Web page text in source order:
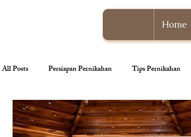
Home
All Posts Persiapan Pernikahan Tips Pernikahan
venue pernikahan Wedding Organizer